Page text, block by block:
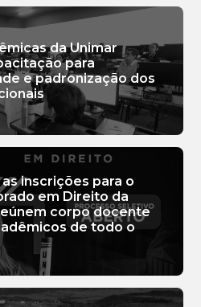
da Unimar
para
e padronização dos
inscrições para o
em Direito da
corpo docente
de todo o